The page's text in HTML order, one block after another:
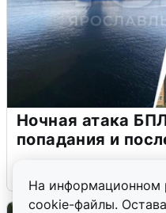
На информационном
cookie-файлы.
Ночная атака
попадания и